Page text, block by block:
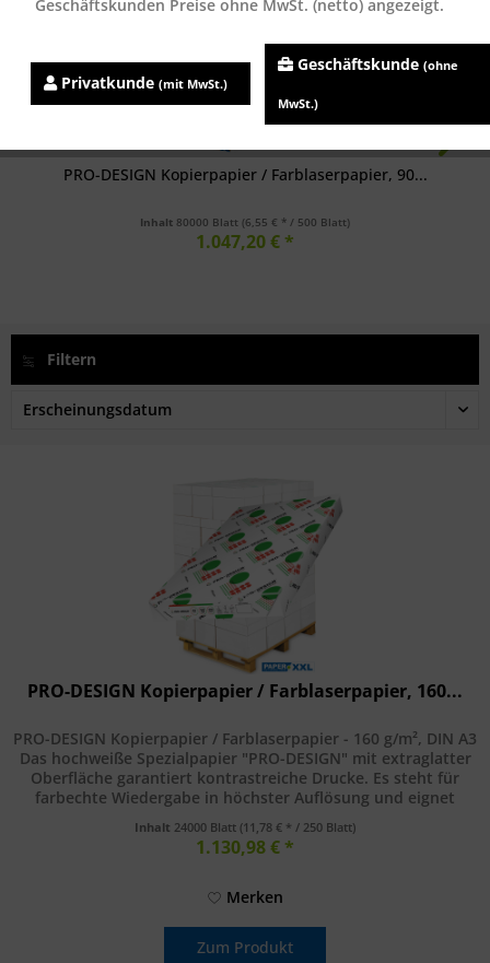
PRO-DESIGN Kopierpapier / Farblaserpapier, 90...
Inhalt 80000 Blatt (6,55 € * / 500 Blatt)
1.047,20 € *
Filtern
PRO-DESIGN Kopierpapier / Farblaserpapier, 160...
PRO-DESIGN Kopierpapier / Farblaserpapier - 160 g/m², DIN A3
Das hochweiße Spezialpapier "PRO-DESIGN" mit extraglatter
Oberfläche garantiert kontrastreiche Drucke. Es steht für
farbechte Wiedergabe in höchster Auflösung und eignet
Inhalt 24000 Blatt (11,78 € * / 250 Blatt)
1.130,98 € *
Merken
Zum Produkt
Geschäftskunden Preise ohne MwSt. (netto) angezeigt.
Privatkunde (mit MwSt.)
Geschäftskunde (ohne
MwSt.)